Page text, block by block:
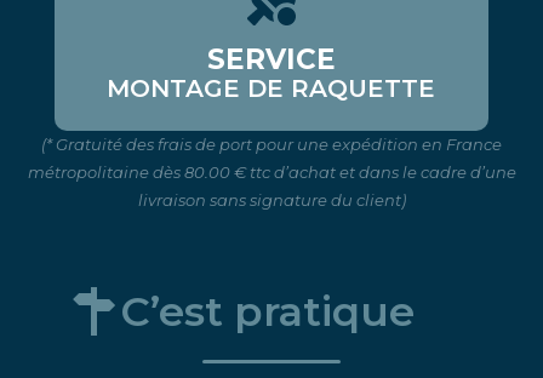
SERVICE
MONTAGE DE RAQUETTE
(* Gratuité des frais de port pour une expédition en France
métropolitaine dès 80.00 € ttc d’achat et dans le cadre d’une
livraison sans signature du client)
C’est pratique